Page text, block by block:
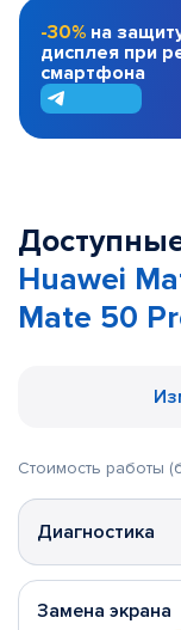
-30% на
дисплея при
смартфона
Huawei
Mate 50
Стоимость работы
Диагностика
Замена экрана